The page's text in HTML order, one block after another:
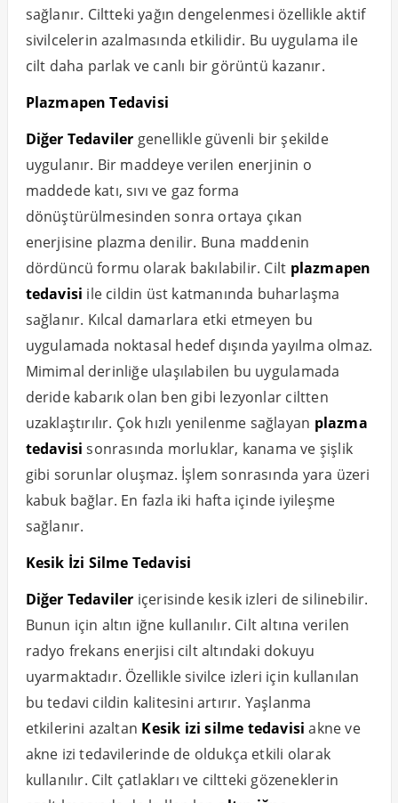
sağlanır. Ciltteki yağın dengelenmesi özellikle aktif
sivilcelerin azalmasında etkilidir. Bu uygulama ile
cilt daha parlak ve canlı bir görüntü kazanır.
Plazmapen Tedavisi
Diğer Tedaviler genellikle güvenli bir şekilde
uygulanır. Bir maddeye verilen enerjinin o
maddede katı, sıvı ve gaz forma
dönüştürülmesinden sonra ortaya çıkan
enerjisine plazma denilir. Buna maddenin
dördüncü formu olarak bakılabilir. Cilt plazmapen
tedavisi ile cildin üst katmanında buharlaşma
sağlanır. Kılcal damarlara etki etmeyen bu
uygulamada noktasal hedef dışında yayılma olmaz.
Mimimal derinliğe ulaşılabilen bu uygulamada
deride kabarık olan ben gibi lezyonlar ciltten
uzaklaştırılır. Çok hızlı yenilenme sağlayan plazma
tedavisisonrasında morluklar, kanama ve şişlik
gibi sorunlar oluşmaz. İşlem sonrasında yara üzeri
kabuk bağlar. En fazla iki hafta içinde iyileşme
sağlanır.
Kesik İzi Silme Tedavisi
Diğer Tedaviler içerisinde kesik izleri de silinebilir.
Bunun için altın iğne kullanılır. Cilt altına verilen
radyo frekans enerjisi cilt altındaki dokuyu
uyarmaktadır. Özellikle sivilce izleri için kullanılan
bu tedavi cildin kalitesini artırır. Yaşlanma
etkilerini azaltan Kesik izi silme tedavisiakne ve
akne izi tedavilerinde de oldukça etkili olarak
kullanılır. Cilt çatlakları ve ciltteki gözeneklerin